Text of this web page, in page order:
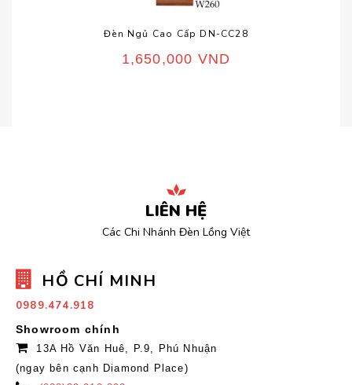
Đèn Ngủ Cao Cấp DN-CC28
1,650,000 VND
LIÊN HỆ
Các Chi Nhánh Đèn Lồng Việt
HỒ CHÍ MINH
0989.474.918
Showroom chính
13A Hồ Văn Huê, P.9, Phú Nhuận
(ngay bên cạnh Diamond Place)